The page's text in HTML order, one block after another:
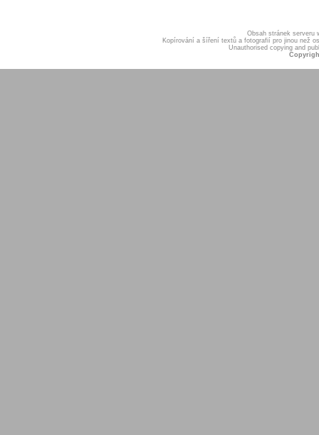
Obsah stránek serveru
Kopírování a šíření textů a fotografií pro jinou než
Unauthorised copying and